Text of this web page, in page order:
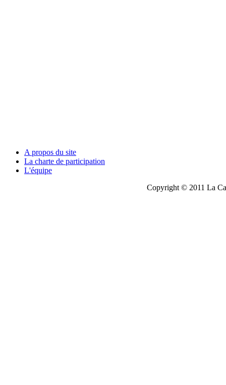
A propos du site
La charte de participation
L'équipe
Copyright © 2011 La